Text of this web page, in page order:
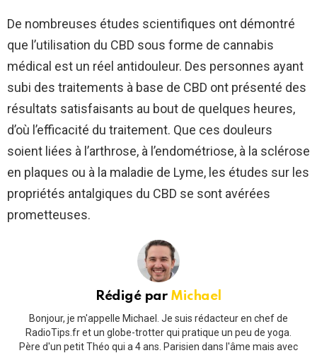
De nombreuses études scientifiques ont démontré
que l’utilisation du CBD sous forme de cannabis
médical est un réel antidouleur. Des personnes ayant
subi des traitements à base de CBD ont présenté des
résultats satisfaisants au bout de quelques heures,
d’où l’efficacité du traitement. Que ces douleurs
soient liées à l’arthrose, à l’endométriose, à la sclérose
en plaques ou à la maladie de Lyme, les études sur les
propriétés antalgiques du CBD se sont avérées
prometteuses.
Rédigé par Michael
Bonjour, je m'appelle Michael. Je suis rédacteur en chef de
RadioTips.fr et un globe-trotter qui pratique un peu de yoga.
Père d'un petit Théo qui a 4 ans. Parisien dans l'âme mais avec